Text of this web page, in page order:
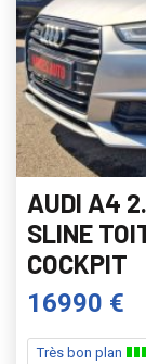
AUDI A4
SLINE
COCKPIT
16990 €
Très bon plan